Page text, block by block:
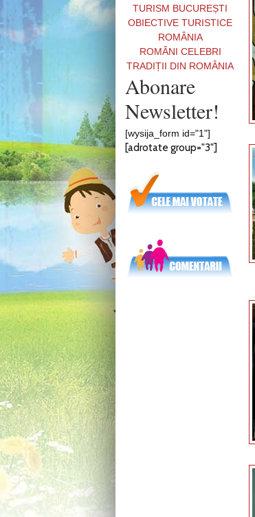
TURISM BUCUREȘTI
OBIECTIVE TURISTICE
ROMÂNIA
ROMÂNI CELEBRI
TRADIȚII DIN ROMÂNIA
Abonare
Newsletter!
[wysija_form id="1"]
[adrotate group="3"]